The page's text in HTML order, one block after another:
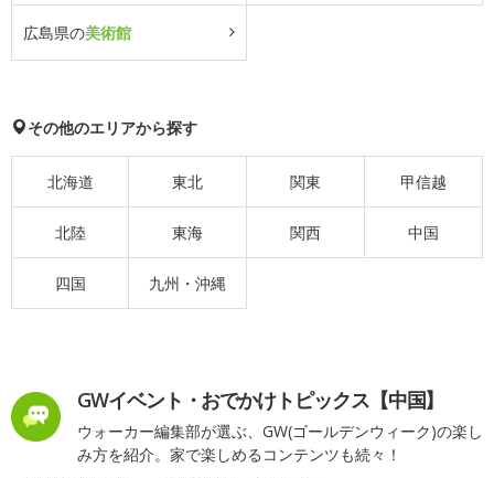
広島県の美術館
その他のエリアから探す
北海道 東北 関東 甲信越
北陸 東海 関西 中国
四国 九州・沖縄
GWイベント・おでかけトピックス【中国】
ウォーカー編集部が選ぶ、GW(ゴールデンウィーク)の楽し
み方を紹介。家で楽しめるコンテンツも続々！